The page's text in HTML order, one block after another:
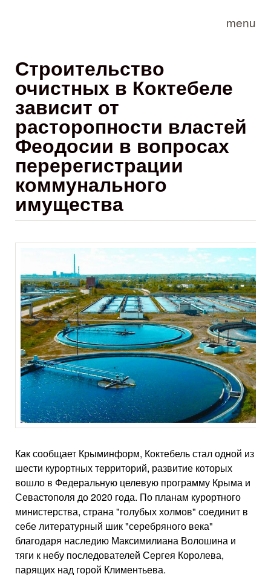
menu
Строительство
очистных в Коктебеле
зависит от
расторопности властей
Феодосии в вопросах
перерегистрации
коммунального
имущества
Как сообщает Крыминформ, Коктебель стал одной из
шести курортных территорий, развитие которых
вошло в Федеральную целевую программу Крыма и
Севастополя до 2020 года. По планам курортного
министерства, страна "голубых холмов" соединит в
себе литературный шик "серебряного века"
благодаря наследию Максимилиана Волошина и
тяги к небу последователей Сергея Королева,
парящих над горой Климентьева.